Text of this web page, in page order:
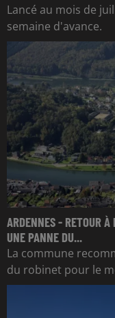
Lancé au mois de
semaine d'avance.
ARDENNES - RETOUR
UNE PANNE DU...
La commune
du robinet pour le